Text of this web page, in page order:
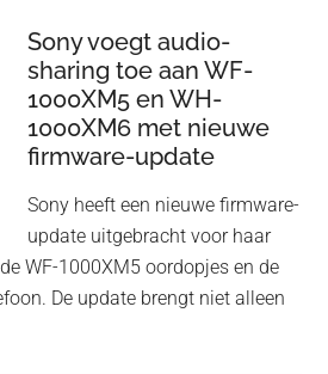
Sony voegt audio-
sharing toe aan WF-
1000XM5 en WH-
1000XM6 met nieuwe
firmware-update
Sony heeft een nieuwe firmware-
update uitgebracht voor haar
WF-1000XM5 oordopjes en de
De update brengt niet alleen